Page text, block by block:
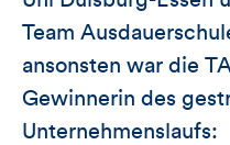
Team
ansonsten war die
Gewinnerin des
Unternehmenslaufs: